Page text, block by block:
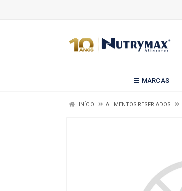
MARCAS
INÍCIO ALIMENTOS RESFRIADOS